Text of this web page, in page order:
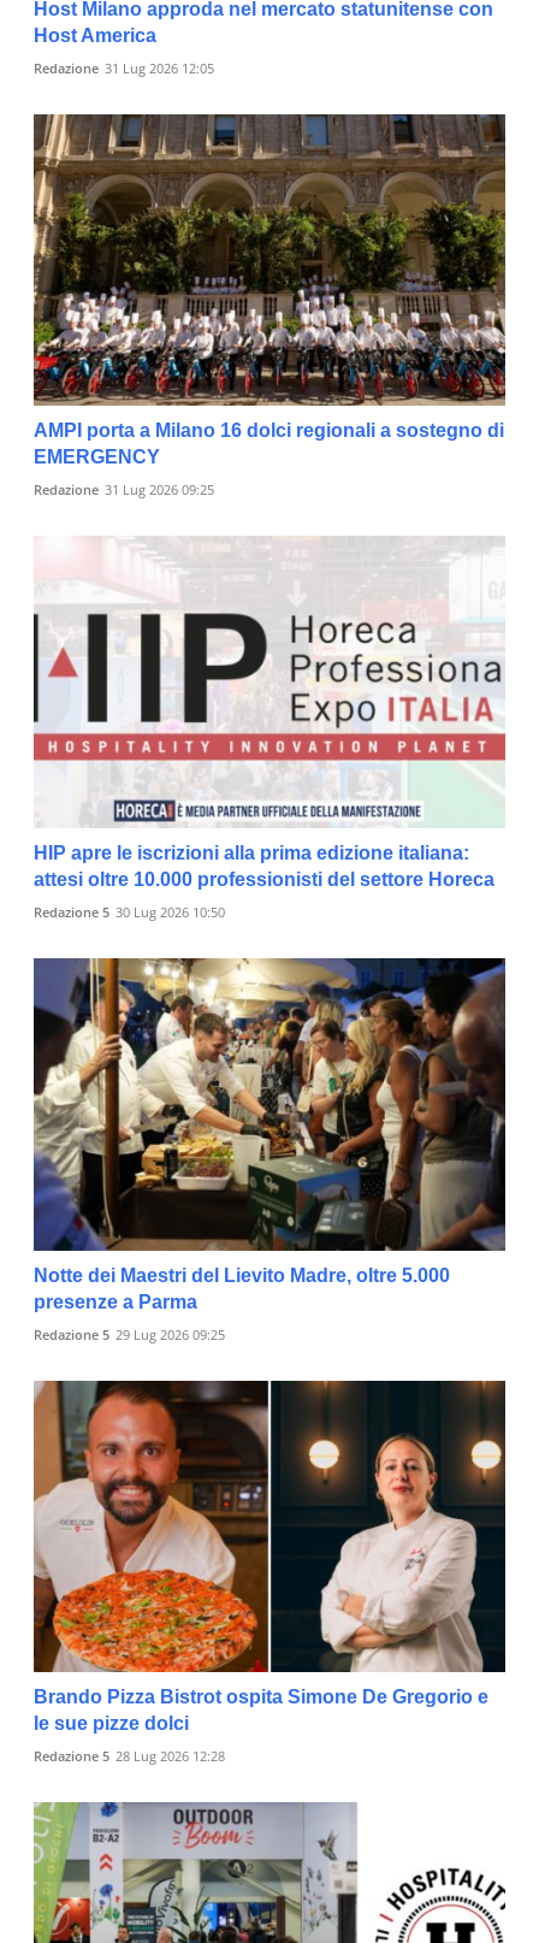
Host Milano approda nel mercato statunitense con
Host America
Redazione 31 Lug 2026 12:05
AMPI porta a Milano 16 dolci regionali a sostegno di
EMERGENCY
Redazione 31 Lug 2026 09:25
HIP apre le iscrizioni alla prima edizione italiana:
attesi oltre 10.000 professionisti del settore Horeca
Redazione 5 30 Lug 2026 10:50
Notte dei Maestri del Lievito Madre, oltre 5.000
presenze a Parma
Redazione 5 29 Lug 2026 09:25
Brando Pizza Bistrot ospita Simone De Gregorio e
le sue pizze dolci
Redazione 5 28 Lug 2026 12:28